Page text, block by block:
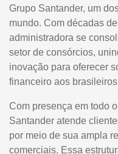
Grupo Santander, um
mundo. Com décadas
administradora se
setor de consórcios,
inovação para oferecer
financeiro aos
Com presença em todo
Santander atende
por meio de sua ampla
comerciais. Essa